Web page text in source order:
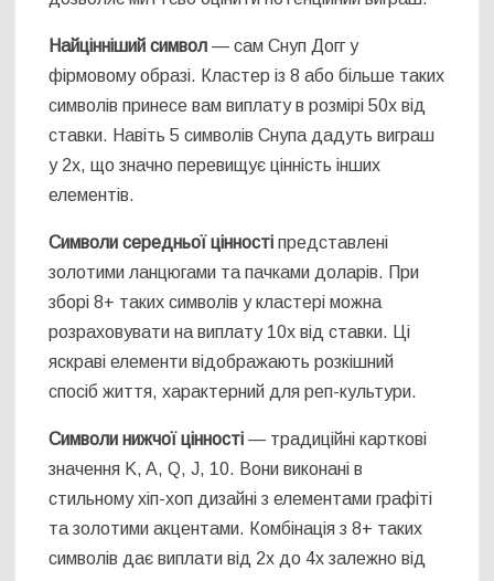
Найцінніший символ — сам Снуп Догг у
фірмовому образі. Кластер із 8 або більше таких
символів принесе вам виплату в розмірі 50x від
ставки. Навіть 5 символів Снупа дадуть виграш
у 2x, що значно перевищує цінність інших
елементів.
Символи середньої цінності представлені
золотими ланцюгами та пачками доларів. При
зборі 8+ таких символів у кластері можна
розраховувати на виплату 10x від ставки. Ці
яскраві елементи відображають розкішний
спосіб життя, характерний для реп-культури.
Символи нижчої цінності — традиційні карткові
значення K, A, Q, J, 10. Вони виконані в
стильному хіп-хоп дизайні з елементами графіті
та золотими акцентами. Комбінація з 8+ таких
символів дає виплати від 2x до 4x залежно від